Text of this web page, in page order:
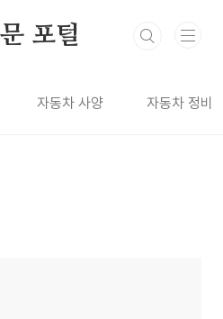
포털
자동차 사양 자동차 정비